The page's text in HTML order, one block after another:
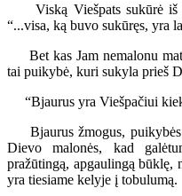
Viską Viešpats sukūrė iš
“...visa, ką buvo sukūręs, yra
Bet kas Jam nemalonu
tai puikybė, kuri sukyla prieš
“Bjaurus yra Viešpačiui
Bjaurus žmogus, puikybės
Dievo malonės, kad
pražūtingą, apgaulingą būklę,
yra tiesiame kelyje į tobulumą.